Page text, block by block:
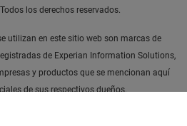
los derechos reservados.
utilizan en este sitio web son marcas de
de Experian Information Solutions,
y productos que se mencionan aquí
de sus respectivos dueños.